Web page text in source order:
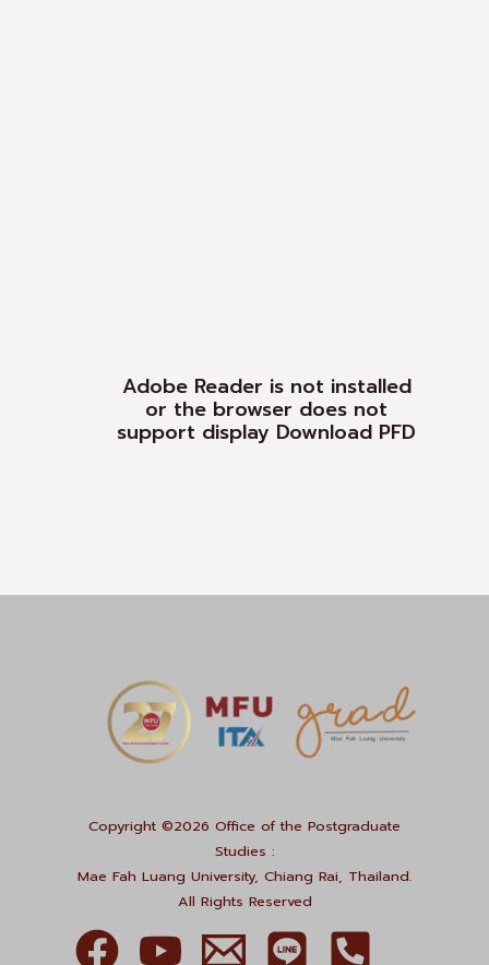
Adobe Reader is not installed
or the browser does not
support display Download PFD
Copyright ©2026 Office of the Postgraduate
Studies :
Mae Fah Luang University, Chiang Rai, Thailand.
All Rights Reserved